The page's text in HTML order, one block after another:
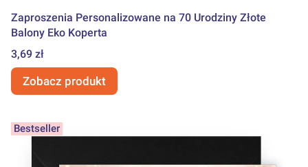
Zaproszenia Personalizowane na 70 Urodziny Złote
Balony Eko Koperta
Cena
3,69 zł
Zobacz produkt
Bestseller